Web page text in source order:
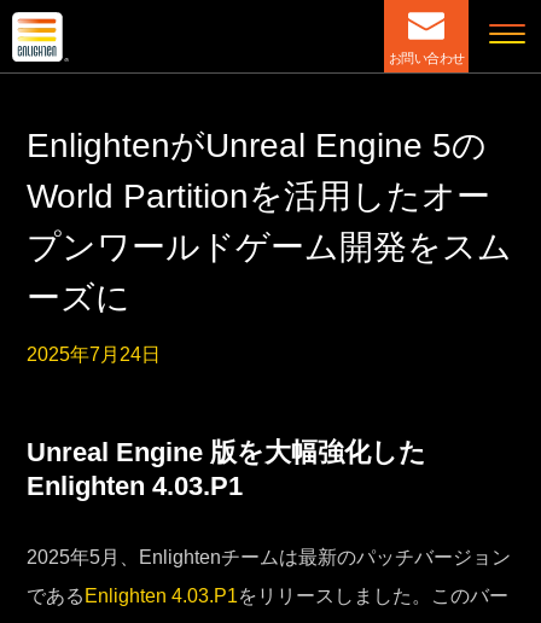
お問い合わせ
EnlightenがUnreal Engine 5の
World Partitionを活用したオー
プンワールドゲーム開発をスム
ーズに
2025年7月24日
Unreal Engine 版を大幅強化した
Enlighten 4.03.P1
2025年5月、Enlightenチームは最新のパッチバージョン
である Enlighten 4.03.P1をリリースしました。このバー